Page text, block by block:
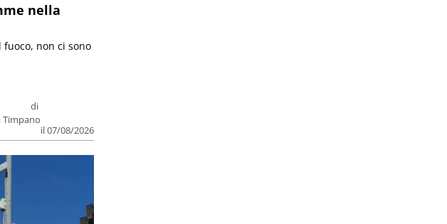
nella
di
Timpano
il 07/08/2026
non ci sono